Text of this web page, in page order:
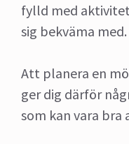
fylld med
sig bekväma med.
Att planera en
ger dig därför
som kan vara bra